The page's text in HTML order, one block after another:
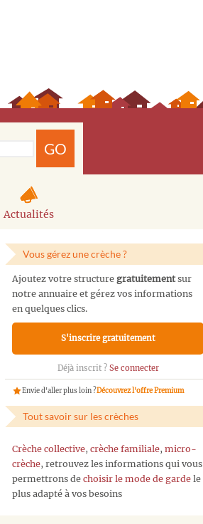
GO
Actualités
Vous gérez une crèche ?
Ajoutez votre structure gratuitementsur
notre annuaire et gérez vos informations
en quelques clics.
S'inscrire gratuitement
Déjà inscrit ? Se connecter
Envie d'aller plus loin ?Découvrez l'offre Premium
Tout savoir sur les crèches
Crèche collective, crèche familiale, micro-
crèche, retrouvez les informations qui vous
permettrons de choisir le mode de garde le
plus adapté à vos besoins